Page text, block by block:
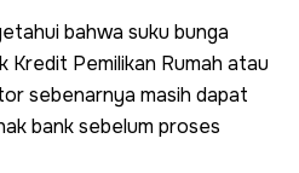
bahwa suku bunga
Kredit Pemilikan Rumah atau
sebenarnya masih dapat
bank sebelum proses